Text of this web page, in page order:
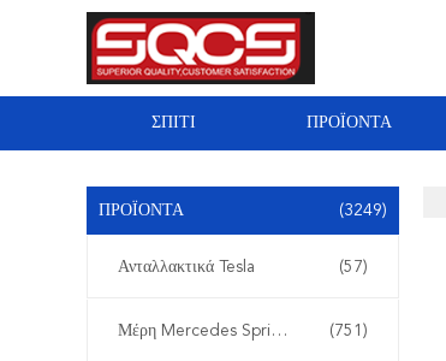
ΣΠΊΤΙ ΠΡΟΪΌΝΤΑ
ΠΡΟΪΌΝΤΑ (3249)
Ανταλλακτικά Tesla (57)
Μέρη Mercedes Sprinter (751)